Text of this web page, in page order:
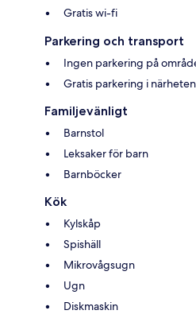
Gratis wi-fi
Parkering och transport
Ingen parkering på
Gratis parkering i närheten
Familjevänligt
Barnstol
Leksaker för barn
Barnböcker
Kök
Kylskåp
Spishäll
Mikrovågsugn
Ugn
Diskmaskin